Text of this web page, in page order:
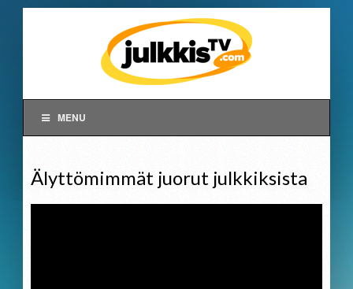
MENU
Älyttömimmät juorut julkkiksista